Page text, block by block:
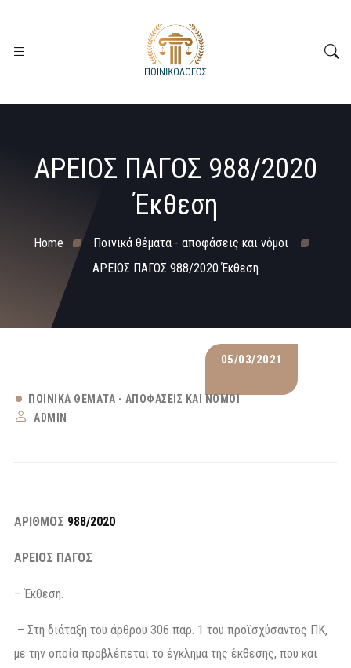
ΑΡΕΙΟΣ ΠΑΓΟΣ 988/2020
Έκθεση
Home
Ποινικά θέματα - αποφάσεις και νόμοι
ΑΡΕΙΟΣ ΠΑΓΟΣ 988/2020 Έκθεση
05/03/2021
ΠΟΙΝΙΚΆ ΘΈΜΑΤΑ - ΑΠΟΦΆΣΕΙΣ ΚΑΙ ΝΌΜΟΙ
ADMIN
ΑΡΙΘΜΟΣ 988/2020
ΑΡΕΙΟΣ ΠΑΓΟΣ
– Έκθεση.
– Στη διάταξη του άρθρου 306 παρ. 1 του προϊσχύσαντος ΠΚ,
με την οποία προβλέπεται το έγκλημα της έκθεσης, που και